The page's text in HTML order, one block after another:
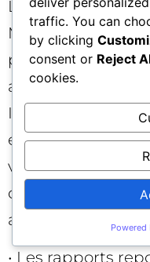
Le déploiement
Merchant Center
plusieurs
aux États‑Unis,
Inde et en
élargissement
votre pays,
données,
apparaître
• Les rapports
traffic. You can
by clicking
consent or Reject
cookies.
Powered